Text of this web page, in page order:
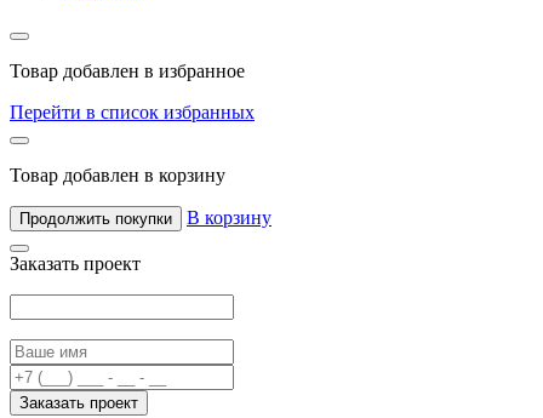
Товар добавлен в избранное
Перейти в список избранных
Товар добавлен в корзину
Продолжить покупки В корзину
Заказать проект
Заказать проект